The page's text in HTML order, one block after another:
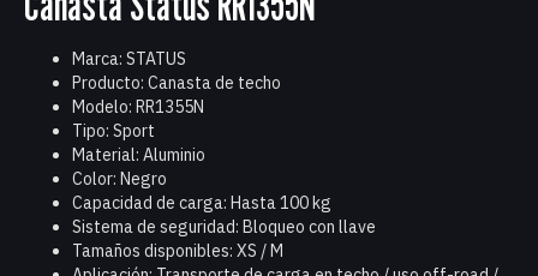
Marca: STATUS
Producto: Canasta de techo
Modelo: RR1355N
Tipo: Sport
Material: Aluminio
Color: Negro
Capacidad de carga: Hasta 100 kg
Sistema de seguridad: Bloqueo con llave
Tamaños disponibles: XS / M